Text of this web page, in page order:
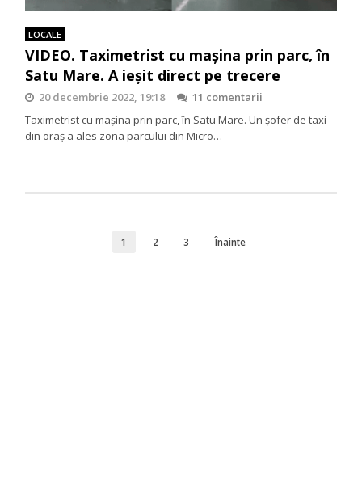
LOCALE
VIDEO. Taximetrist cu maşina prin parc, în
Satu Mare. A ieşit direct pe trecere
20 decembrie 2022, 19:18
11 comentarii
Taximetrist cu maşina prin parc, în Satu Mare. Un șofer de taxi
din oraș a ales zona parcului din Micro…
1 2 3 Înainte